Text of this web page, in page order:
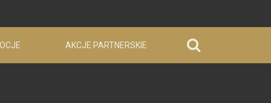
AKCJE PARTNERSKIE